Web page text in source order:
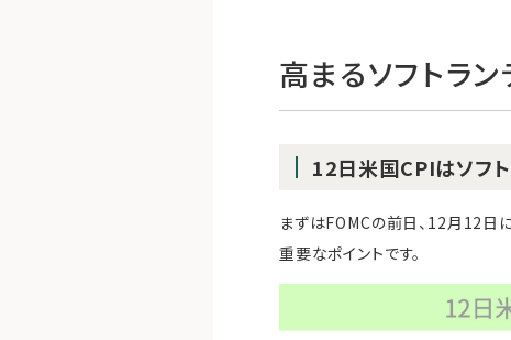
高まるソフトラ
12日米国CPIはソフ
まずはFOMCの前日、12月12日
重要なポイントです。